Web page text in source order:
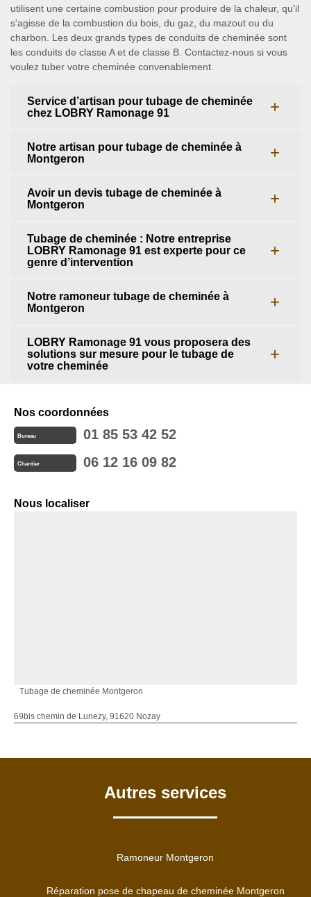
utilisent une certaine combustion pour produire de la chaleur, qu'il
s'agisse de la combustion du bois, du gaz, du mazout ou du
charbon. Les deux grands types de conduits de cheminée sont
les conduits de classe A et de classe B. Contactez-nous si vous
voulez tuber votre cheminée convenablement.
Service d’artisan pour tubage de cheminée
chez LOBRY Ramonage 91
Notre artisan pour tubage de cheminée à
Montgeron
Avoir un devis tubage de cheminée à
Montgeron
Tubage de cheminée : Notre entreprise
LOBRY Ramonage 91 est experte pour ce
genre d’intervention
Notre ramoneur tubage de cheminée à
Montgeron
LOBRY Ramonage 91 vous proposera des
solutions sur mesure pour le tubage de
votre cheminée
Nos coordonnées
Bureau 01 85 53 42 52
Chantier 06 12 16 09 82
Nous localiser
Tubage de cheminée Montgeron
69bis chemin de Lunezy, 91620 Nozay
Autres services
Ramoneur Montgeron
Réparation pose de chapeau de cheminée Montgeron